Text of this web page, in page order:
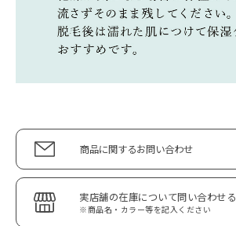
商品に関するお問い合わせ
実店舗の在庫について問い合わせる
※商品名・カラー等を記入ください